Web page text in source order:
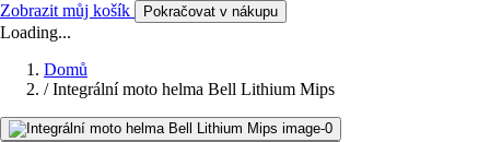
Zobrazit můj košík Pokračovat v nákupu
Loading...
Domů
/ Integrální moto helma Bell Lithium Mips